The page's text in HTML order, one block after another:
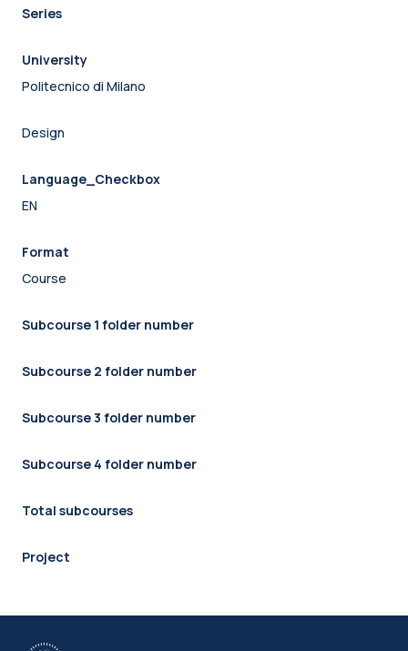
Series
University
Politecnico di Milano
Design
Language_Checkbox
EN
Format
Course
Subcourse 1 folder number
Subcourse 2 folder number
Subcourse 3 folder number
Subcourse 4 folder number
Total subcourses
Project